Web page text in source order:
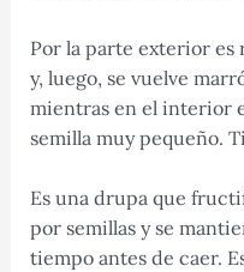
Por la parte exterior
y, luego, se vuelve
mientras en el interior
semilla muy pequeño.
Es una drupa que
por semillas y se
tiempo antes de caer.